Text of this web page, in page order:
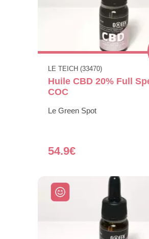
LE TEICH (33470)
Huile CBD 20% Full
COC
Le Green Spot
54.9€